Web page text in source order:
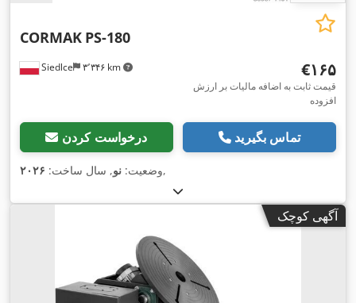
Siedlce ۳٬۳۴۶ km
CORMAK PS-180
‎€۱۶۵
قیمت ثابت به اضافه مالیات بر ارزش
افزوده
درخواست کردن تماس بگیرید
وضعیت: نو, سال ساخت: ۲۰۲۶ ,
آگهی کوچک